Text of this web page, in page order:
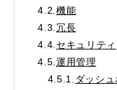
4.2. 機能
4.3. 冗長
4.4. セキュリティ
4.5. 運用管理
4.5.1.
ダッシュ